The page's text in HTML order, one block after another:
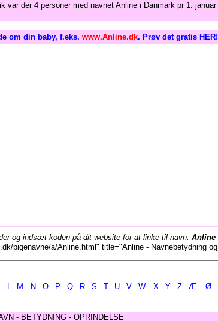
var der 4 personer med navnet Anline i Danmark pr 1. januar
om din baby, f.eks. www.Anline.dk. Prøv det gratis HER!
og indsæt koden på dit website for at linke til navn: Anline
L M N O P Q R S T U V W X Y Z Æ Ø
- BETYDNING - OPRINDELSE